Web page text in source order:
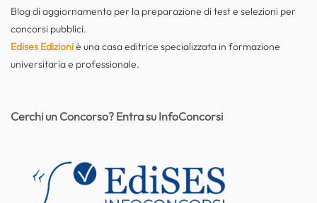
Blog di aggiornamento per la preparazione di test e selezioni per
concorsi pubblici.
Edises Edizioniè una casa editrice specializzata in formazione
universitaria e professionale.
Cerchi un Concorso? Entra su InfoConcorsi